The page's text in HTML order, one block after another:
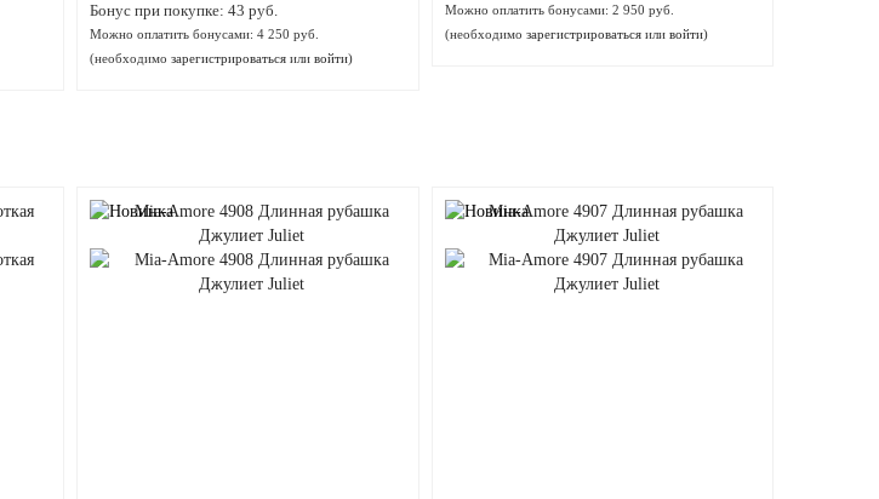
Бонус при покупке: 43 руб.
Можно оплатить бонусами: 4 250 руб.
(необходимо зарегистрироваться или войти)
Можно оплатить бонусами: 2 950 руб.
(необходимо зарегистрироватьсяили войти)